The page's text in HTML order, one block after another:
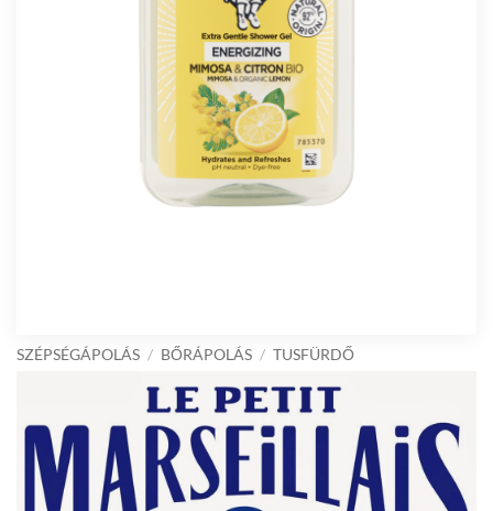
SZÉPSÉGÁPOLÁS / BŐRÁPOLÁS / TUSFÜRDŐ